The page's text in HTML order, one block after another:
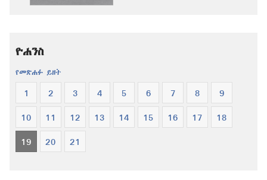
ዮሐንስ
የመጽሐፉ ይዘት
1 2 3 4 5 6 7 8 9
10 11 12 13 14 15 16 17 18
19 20 21